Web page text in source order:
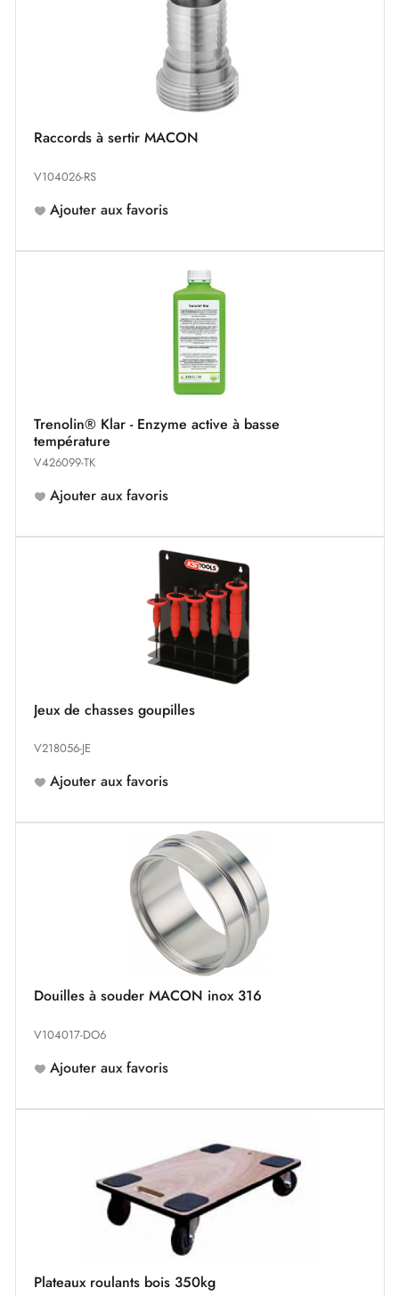
Raccords à sertir MACON
V104026-RS
Ajouter aux favoris
Trenolin® Klar - Enzyme active à basse
température
V426099-TK
Ajouter aux favoris
Jeux de chasses goupilles
V218056-JE
Ajouter aux favoris
Douilles à souder MACON inox 316
V104017-DO6
Ajouter aux favoris
Plateaux roulants bois 350kg